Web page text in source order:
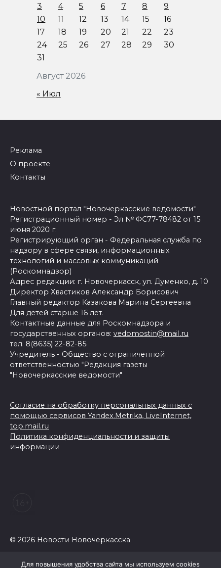
Август 2026
3
4 5 6 7 8
9
10
11 12 13 14 15
16
17
18 19 20 21 22
23
24
25 26 27 28 29
30
31
« Июл
Реклама
О проекте
Контакты
Новостной портал "Новочеркасские ведомости"
Регистрационный номер - Эл № ФС77-78482 от 15
июня 2020 г.
Регистрирующий орган - Федеральная служба по
надзору в сфере связи, информационных
технологий и массовых коммуникаций
(Роскомнадзор)
Адрес редакции: г. Новочеркасск, ул. Думенко, д. 10
Директор Хвастиков Александр Борисович
Главный редактор Казакова Марина Сергеевна
Для детей старше 16 лет.
Контактные данные для Роскомнадзора и
государственных органов: vedomostin@mail.ru
тел. 8(8635) 22-82-85
Учредитель - Общество с ограниченной
ответственностью "Редакция газеты
"Новочеркасские ведомости"
Согласие на обработку персональных данных с
помощью сервисов Yandex.Metrika, LiveInternet,
top.mail.ru
Политика конфиденциальности и защиты
информации
© 2026 Новости Новочеркасска
Для повышения удобства сайта мы используем cookies